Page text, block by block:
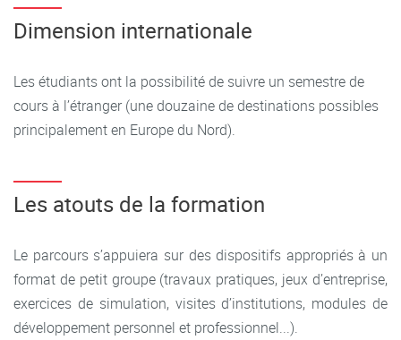
de projet.
Enseignements principaux :
Économie (microéconomie, macroéconomie, économie
Gestion (droit, sociologie, sciences humaines et sociale,
organisations)
Informatique, Numérique (Système d’Information, Outils
pour le numérique, Programmation, Bases de données
1, Algorithmique Technologies web, Programmation
A la pratique de la gestion de projet.
aux métiers de manager dans les entreprises à l’ère du
numérique notamment autour des systèmes d’information,
dans les domaines de l’informatique de gestion ou de la
Notre formation est classée parmi les meilleures Licences
Technology & Managementde France :
Dimension internationale
Les étudiants ont la possibilité de suivre un semestre de
cours à l’étranger (une douzaine de destinations possibles
principalement en Europe du Nord).
Les atouts de la formation
Le parcours s’appuiera sur des dispositifs appropriés à un
format de petit groupe (travaux pratiques, jeux d’entreprise,
exercices de simulation, visites d’institutions, modules de
développement personnel et professionnel...).